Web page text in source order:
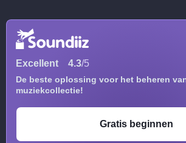
Excellent 4.3/5
De beste oplossing voor het beheren
muziekcollectie!
Gratis beginnen